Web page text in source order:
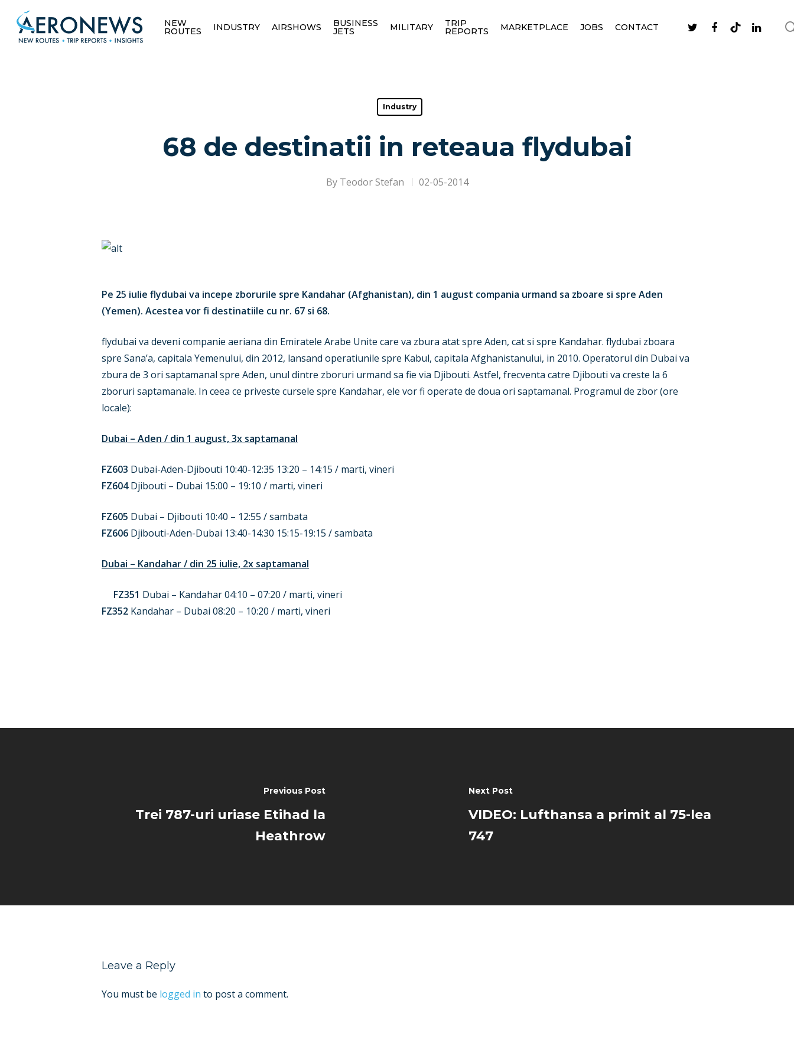
NEW
ROUTES INDUSTRY AIRSHOWS BUSINESS
JETS MILITARY TRIP
REPORTS MARKETPLACE JOBS CONTACT
Industry
68 de destinatii in reteaua flydubai
By Teodor Stefan 02-05-2014
Pe 25 iulie flydubai va incepe zborurile spre Kandahar (Afghanistan), din 1 august compania urmand sa zboare si spre Aden
(Yemen). Acestea vor fi destinatiile cu nr. 67 si 68.
flydubai va deveni companie aeriana din Emiratele Arabe Unite care va zbura atat spre Aden, cat si spre Kandahar. flydubai zboara
spre Sana’a, capitala Yemenului, din 2012, lansand operatiunile spre Kabul, capitala Afghanistanului, in 2010. Operatorul din Dubai va
zbura de 3 ori saptamanal spre Aden, unul dintre zboruri urmand sa fie via Djibouti. Astfel, frecventa catre Djibouti va creste la 6
zboruri saptamanale. In ceea ce priveste cursele spre Kandahar, ele vor fi operate de doua ori saptamanal. Programul de zbor (ore
locale):
Dubai – Aden / din 1 august, 3x saptamanal
FZ603 Dubai-Aden-Djibouti 10:40-12:35 13:20 – 14:15 / marti, vineri
FZ604Djibouti – Dubai 15:00 – 19:10 / marti, vineri
FZ605 Dubai – Djibouti 10:40 – 12:55 / sambata
FZ606 Djibouti-Aden-Dubai 13:40-14:30 15:15-19:15 / sambata
Dubai – Kandahar / din 25 iulie, 2x saptamanal
FZ351 Dubai – Kandahar 04:10 – 07:20 / marti, vineri
FZ352 Kandahar – Dubai 08:20 – 10:20 / marti, vineri
Previous Post
Trei 787-uri uriase Etihad la
Heathrow
Next Post
VIDEO: Lufthansa a primit al 75-lea
747
Leave a Reply
You must be logged in to post a comment.